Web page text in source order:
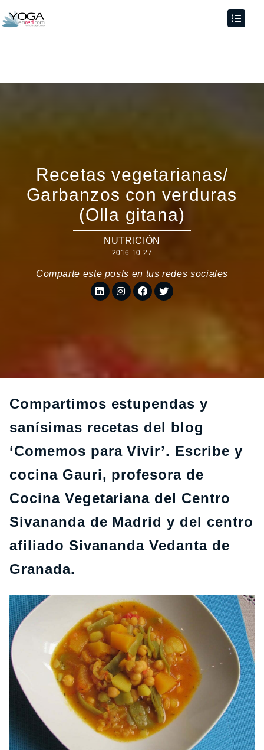
Recetas vegetarianas/
Garbanzos con verduras
(Olla gitana)
NUTRICIÓN
2016-10-27
Comparte este posts en tus redes sociales
Compartimos estupendas y
sanísimas recetas del blog
‘Comemos para Vivir’. Escribe y
cocina Gauri, profesora de
Cocina Vegetariana del Centro
Sivananda de Madrid y del centro
afiliado Sivananda Vedanta de
Granada.